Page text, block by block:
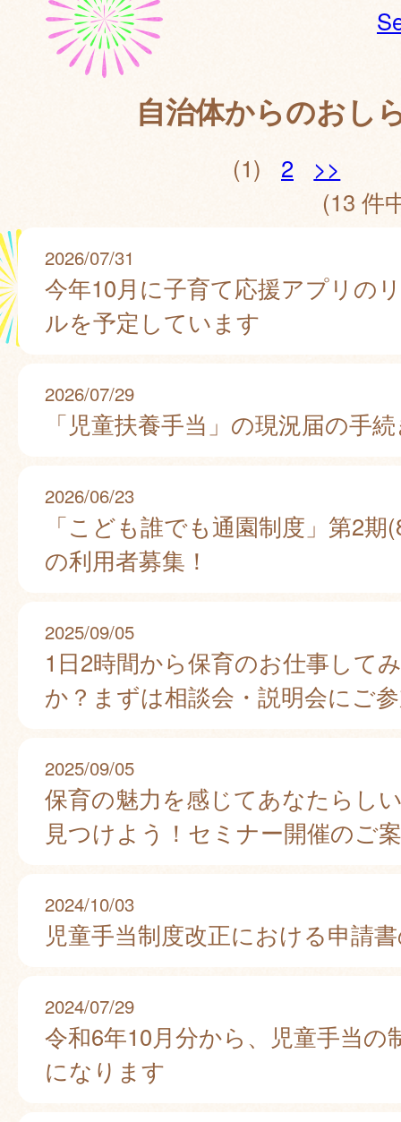
自治体からのおし
(1) 2
>>
(13 件
2026/07/31
今年10月に子育て応援アプリの
ルを予定しています
2026/07/29
「児童扶養手当」の現況届の手
2026/06/23
「こども誰でも通園制度」第2期
の利用者募集！
2025/09/05
1日2時間から保育のお仕事して
か？まずは相談会・説明会にご
2025/09/05
保育の魅力を感じてあなたらし
見つけよう！セミナー開催のご
2024/10/03
児童手当制度改正における申請
2024/07/29
令和6年10月分から、児童手当の
になります